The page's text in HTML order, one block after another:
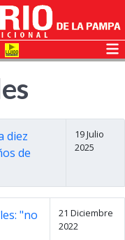
diez
de
19 Julio
2025
"no
21 Diciembre
2022